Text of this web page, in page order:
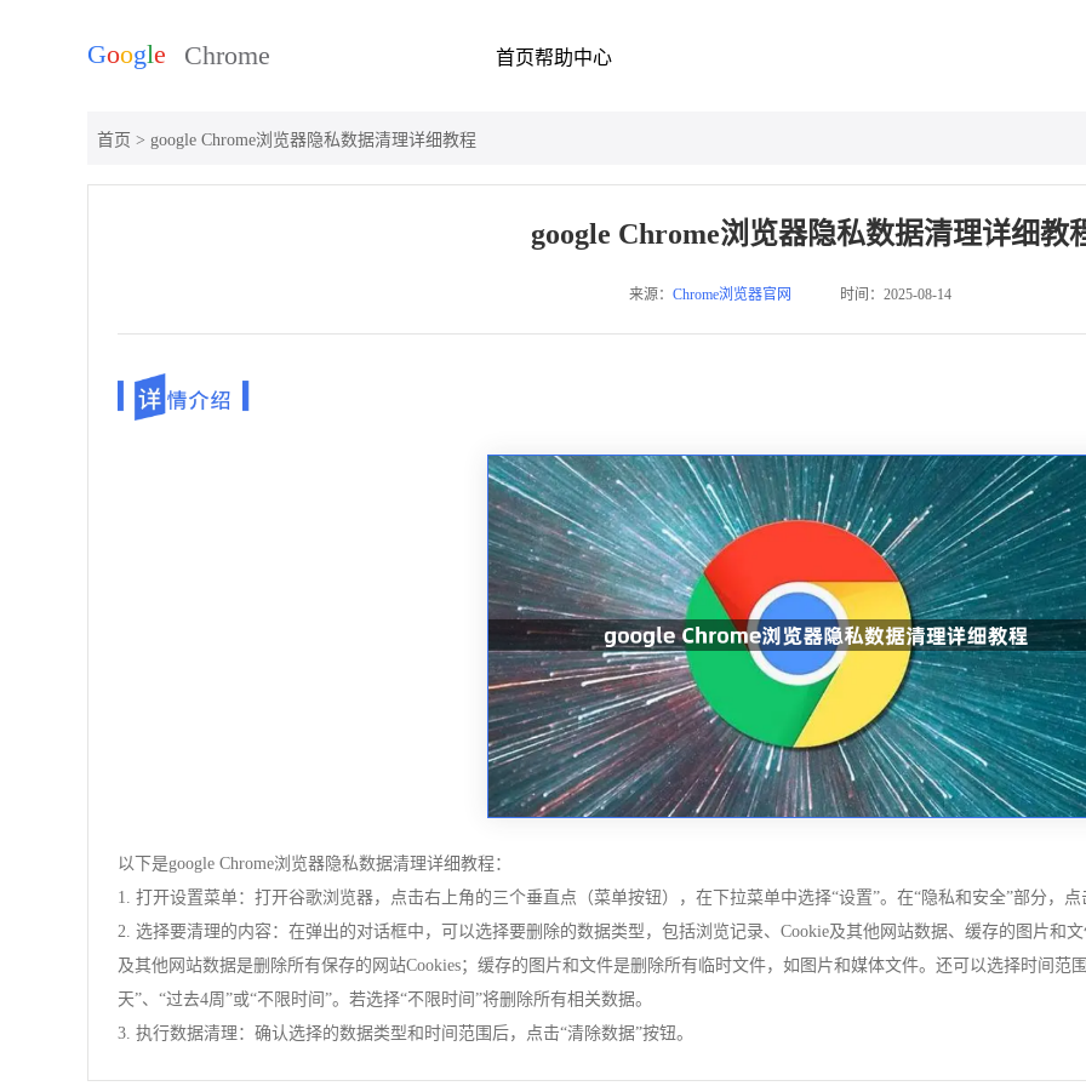
首页帮助中心
首页 > google Chrome浏览器隐私数据清理详细教程
google Chrome浏览器隐私数据清理详细教
来源： Chrome浏览器官网 时间：2025-08-14
以下是google Chrome浏览器隐私数据清理详细教程：
1. 打开设置菜单：打开谷歌浏览器，点击右上角的三个垂直点（菜单按钮），在下拉菜单中选择“设置”。在“隐私和安全”部分，点
2. 选择要清理的内容：在弹出的对话框中，可以选择要删除的数据类型，包括浏览记录、Cookie及其他网站数据、缓存的图片和
及其他网站数据是删除所有保存的网站Cookies；缓存的图片和文件是删除所有临时文件，如图片和媒体文件。还可以选择时间范
天”、“过去4周”或“不限时间”。若选择“不限时间”将删除所有相关数据。
3. 执行数据清理：确认选择的数据类型和时间范围后，点击“清除数据”按钮。